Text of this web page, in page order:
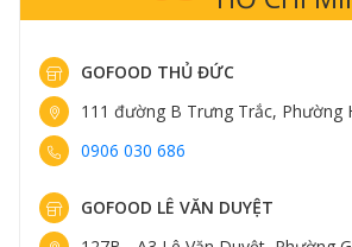
GOFOOD THỦ ĐỨC
111 đường B Trưng Trắc, Phường
0906 030 686
GOFOOD LÊ VĂN DUYỆT